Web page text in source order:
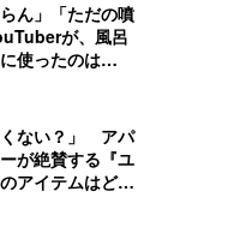
ん」「ただの噴
が、風呂
使ったのは…
くない？」 アパ
が絶賛する『ユ
アイテムはど